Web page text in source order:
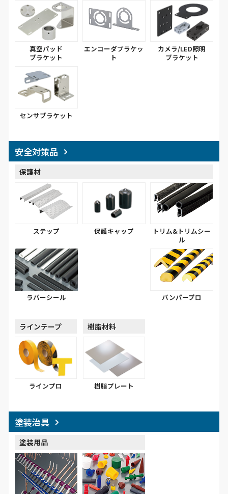
真空パッド
ブラケット
エンコーダブラケッ
ト
カメラ/LED照明
ブラケット
センサブラケット
安全対策品
保護材
ステップ 保護キャップ
トリム&トリムシー
ル
ラバーシール バンパープロ
ラインテープ
ラインプロ
樹脂材料
樹脂プレート
塗装治具
塗装用品